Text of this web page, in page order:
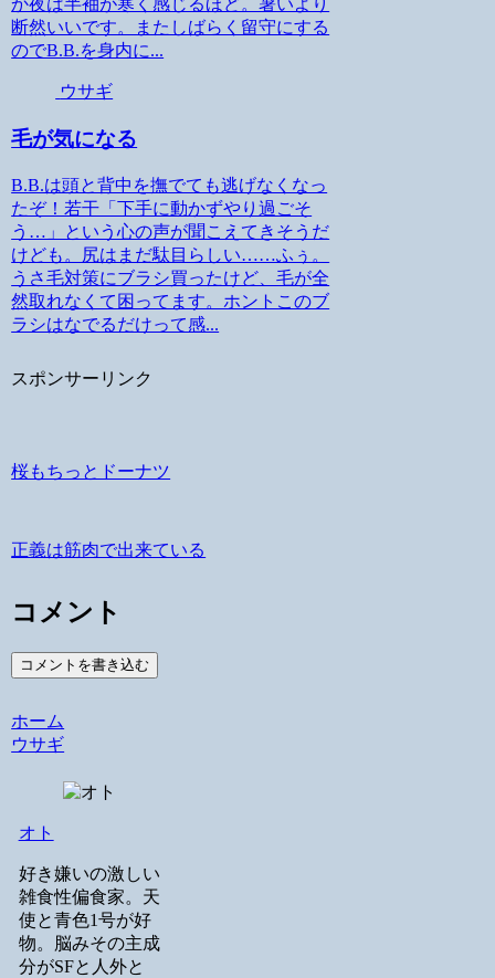
か夜は半袖が寒く感じるほど。暑いより
断然いいです。またしばらく留守にする
のでB.B.を身内に...
ウサギ
毛が気になる
B.B.は頭と背中を撫でても逃げなくなっ
たぞ！若干「下手に動かずやり過ごそ
う…」という心の声が聞こえてきそうだ
けども。尻はまだ駄目らしい……ふぅ。
うさ毛対策にブラシ買ったけど、毛が全
然取れなくて困ってます。ホントこのブ
ラシはなでるだけって感...
スポンサーリンク
桜もちっとドーナツ
正義は筋肉で出来ている
コメント
コメントを書き込む
ホーム
ウサギ
オト
好き嫌いの激しい
雑食性偏食家。天
使と青色1号が好
物。脳みその主成
分がSFと人外と